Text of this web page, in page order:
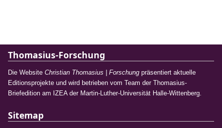
Thomasius-Forschung
Die Website Christian Thomasius | Forschung präsentiert aktuelle
Editionsprojekte und wird betrieben vom Team der Thomasius-
Briefedition am IZEA der Martin-Luther-Universität Halle-Wittenberg.
Sitemap